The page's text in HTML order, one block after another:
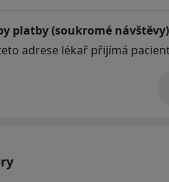
platby (soukromé návštěvy)
adrese lékař přijímá